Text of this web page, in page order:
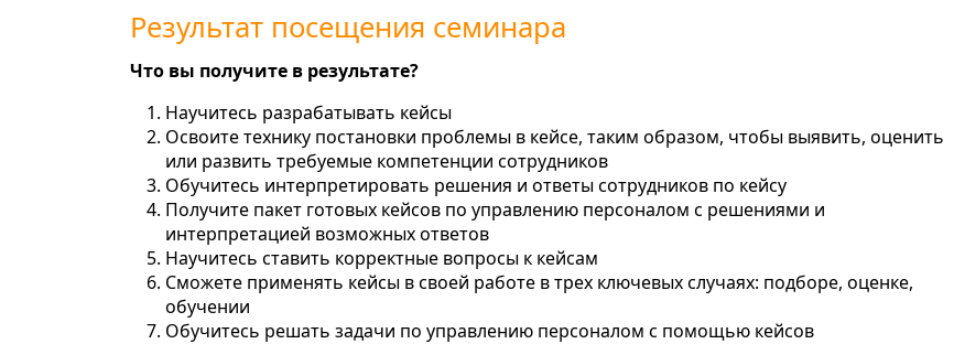
Результат посещения семинара
Что вы получите в результате?
Научитесь разрабатывать кейсы
Освоите технику постановки проблемы в кейсе, таким образом, чтобы выявить, оценить
или развить требуемые компетенции сотрудников
Обучитесь интерпретировать решения и ответы сотрудников по кейсу
Получите пакет готовых кейсов по управлению персоналом с решениями и
интерпретацией возможных ответов
Научитесь ставить корректные вопросы к кейсам
Сможете применять кейсы в своей работе в трех ключевых случаях: подборе, оценке,
обучении
Обучитесь решать задачи по управлению персоналом с помощью кейсов